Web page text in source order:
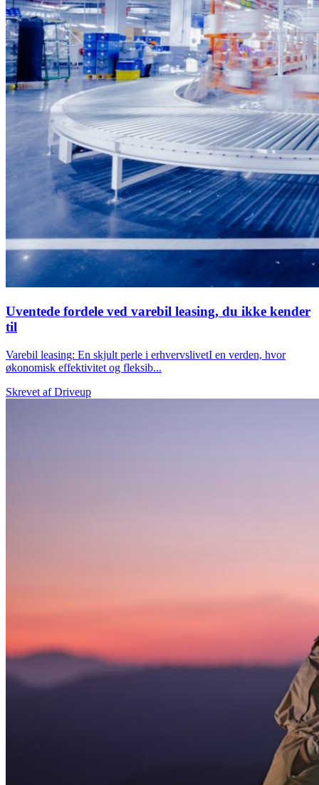
Uventede fordele ved varebil leasing, du ikke kender
til
Varebil leasing: En skjult perle i erhvervslivetI en verden, hvor
økonomisk effektivitet og fleksib...
Skrevet afDriveup